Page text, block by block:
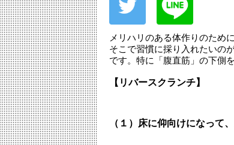
メリハリのある体作りのため
そこで習慣に採り入れたいの
です。特に「腹直筋」の下側
【リバースクランチ】
（１）床に仰向けになって、